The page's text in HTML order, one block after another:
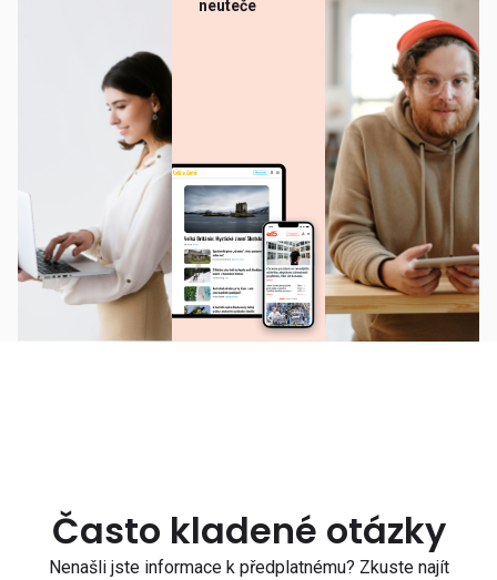
neuteče
Často kladené otázky
Nenašli jste informace k předplatnému? Zkuste najít